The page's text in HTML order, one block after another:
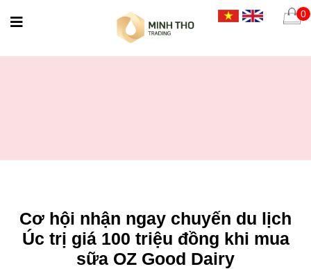
0
Cơ hội nhận ngay chuyến du lịch
Úc trị giá 100 triệu đồng khi mua
sữa OZ Good Dairy